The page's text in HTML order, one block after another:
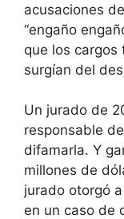
acusaciones
“engaño
que los cargos
surgían del
Un jurado de
responsable
difamarla. Y
millones de
jurado otorgó
en un caso de